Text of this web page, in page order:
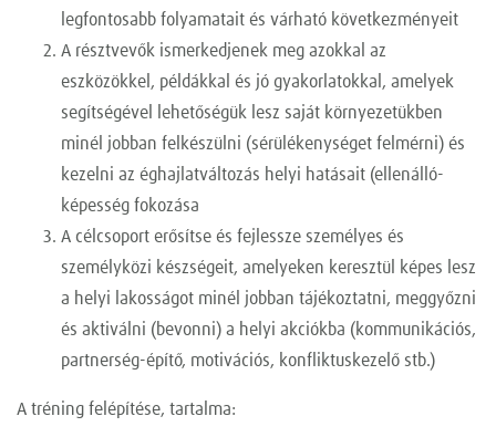
legfontosabb folyamatait és várható következményeit
A résztvevők ismerkedjenek meg azokkal az
eszközökkel, példákkal és jó gyakorlatokkal, amelyek
segítségével lehetőségük lesz saját környezetükben
minél jobban felkészülni (sérülékenységet felmérni) és
kezelni az éghajlatváltozás helyi hatásait (ellenálló-
képesség fokozása
A célcsoport erősítse és fejlessze személyes és
személyközi készségeit, amelyeken keresztül képes lesz
a helyi lakosságot minél jobban tájékoztatni, meggyőzni
és aktiválni (bevonni) a helyi akciókba (kommunikációs,
partnerség-építő, motivációs, konfliktuskezelő stb.)
A tréning felépítése, tartalma: